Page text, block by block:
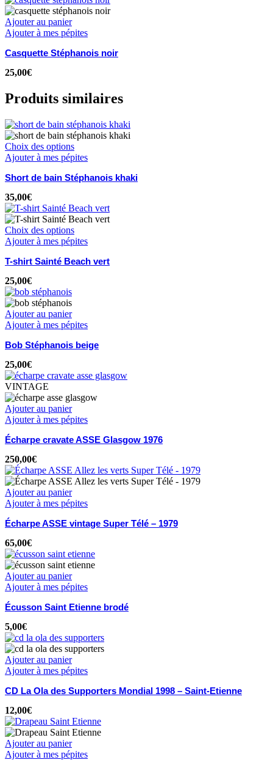
Ajouter au panier
Ajouter à mes pépites
Casquette Stéphanois noir
25,00€
Produits similaires
Choix des options
Ajouter à mes pépites
Short de bain Stéphanois khaki
35,00€
Choix des options
Ajouter à mes pépites
T-shirt Sainté Beach vert
25,00€
Ajouter au panier
Ajouter à mes pépites
Bob Stéphanois beige
25,00€
VINTAGE
Ajouter au panier
Ajouter à mes pépites
Écharpe cravate ASSE Glasgow 1976
250,00€
Ajouter au panier
Ajouter à mes pépites
Écharpe ASSE vintage Super Télé – 1979
65,00€
Ajouter au panier
Ajouter à mes pépites
Écusson Saint Etienne brodé
5,00€
Ajouter au panier
Ajouter à mes pépites
CD La Ola des Supporters Mondial 1998 – Saint-Etienne
12,00€
Ajouter au panier
Ajouter à mes pépites